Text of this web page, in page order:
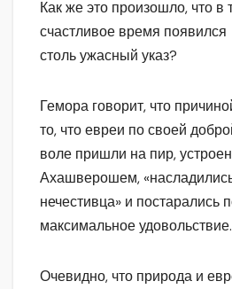
Как же это произошло, что в
счастливое время появился
столь ужасный указ?
Гемора говорит, что
то, что евреи по своей
воле пришли на пир,
Ахашверошем,
нечестивца» и постарались
максимальное удовольствие.
Очевидно, что природа и